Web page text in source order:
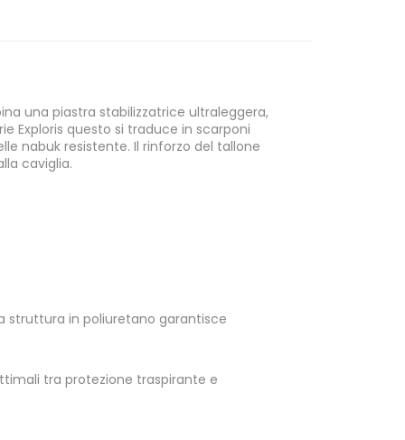
una piastra stabilizzatrice ultraleggera,
Exploris questo si traduce in scarponi
nabuk resistente. Il rinforzo del tallone
caviglia.
struttura in poliuretano garantisce
tra protezione traspirante e